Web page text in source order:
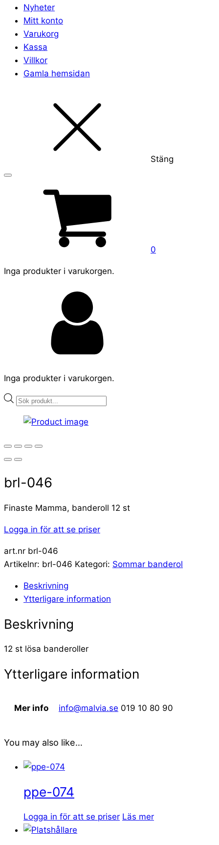
Nyheter
Mitt konto
Varukorg
Kassa
Villkor
Gamla hemsidan
Stäng
0
Inga produkter i varukorgen.
Inga produkter i varukorgen.
Products
brl-046
Finaste Mamma, banderoll 12 st
Logga in för att se priser
art.nr brl-046
Artikelnr: brl-046 Kategori: Sommar banderol
Beskrivning
Ytterligare information
Beskrivning
12 st lösa banderoller
Ytterligare information
Mer info info@malvia.se 019 10 80 90
You may also like…
ppe-074
Logga in för att se priser Läs mer